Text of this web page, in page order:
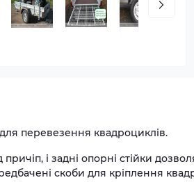
перевезення квадроциклів.
і задні опорні стійки
скоби для кріплення